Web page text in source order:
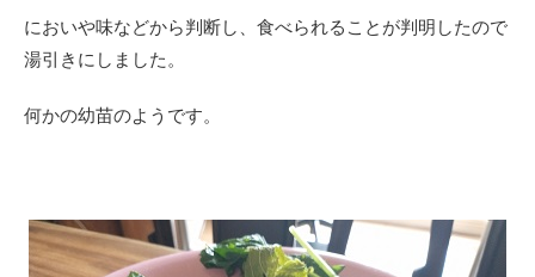
においや味などから判断し、食べられることが判明したので
湯引きにしました。
何かの幼苗のようです。